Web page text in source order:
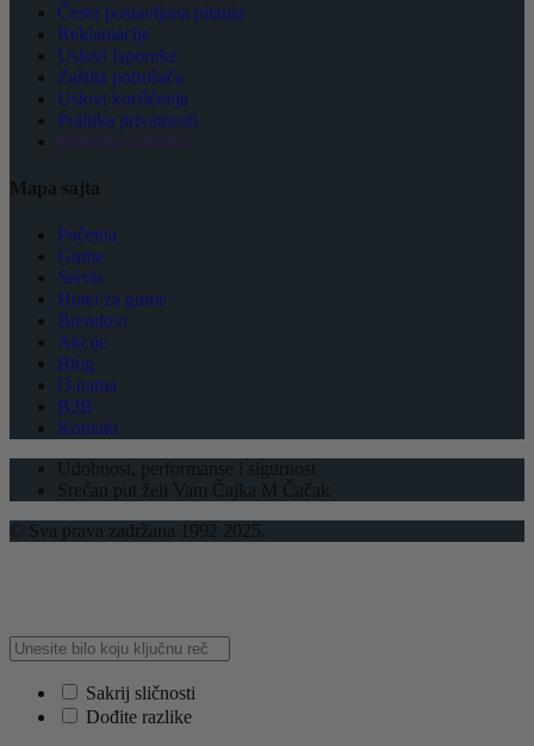
Često postavljana pitanja
Reklamacije
Uslovi Isporuke
Zaštita potrošača
Uslovi korišćenja
Politika privatnosti
Postavke kolačića
Mapa sajta
Početna
Gume
Servis
Hotel za gume
Brendovi
Akcije
Blog
O nama
B2B
Kontakt
Udobnost, performanse i sigurnost
Srećan put želi Vam Čajka M Čačak
© Sva prava zadržana 1992 2025.
Sakrij sličnosti
Dođite razlike